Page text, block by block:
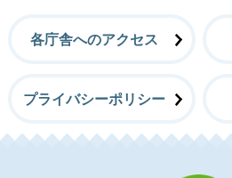
各庁舎へのアクセス
プライバシーポリシー